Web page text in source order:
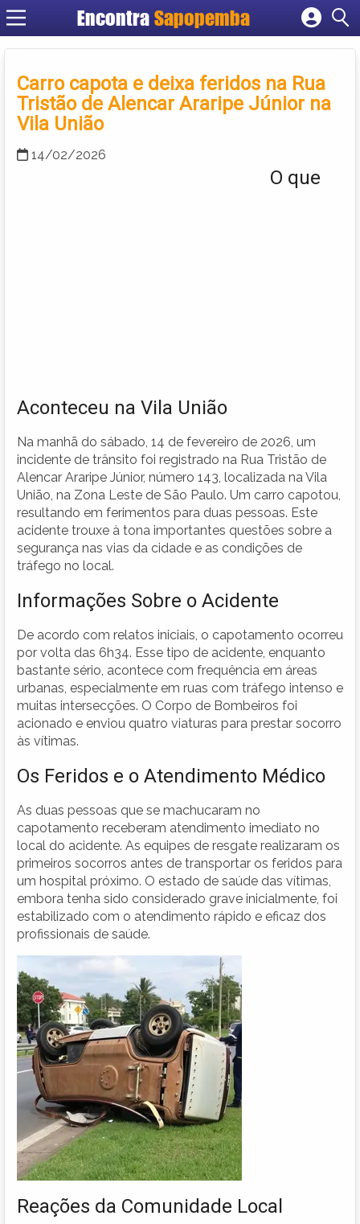
Encontra Sapopemba
Cadastrar empresa
Criar conta
Carro capota e deixa feridos na Rua
Tristão de Alencar Araripe Júnior na
Vila União
14/02/2026
O que
Aconteceu na Vila União
Na manhã do sábado, 14 de fevereiro de 2026, um
incidente de trânsito foi registrado na Rua Tristão de
Alencar Araripe Júnior, número 143, localizada na Vila
União, na Zona Leste de São Paulo. Um carro capotou,
resultando em ferimentos para duas pessoas. Este
acidente trouxe à tona importantes questões sobre a
segurança nas vias da cidade e as condições de
tráfego no local.
Informações Sobre o Acidente
De acordo com relatos iniciais, o capotamento ocorreu
por volta das 6h34. Esse tipo de acidente, enquanto
bastante sério, acontece com frequência em áreas
urbanas, especialmente em ruas com tráfego intenso e
muitas intersecções. O Corpo de Bombeiros foi
acionado e enviou quatro viaturas para prestar socorro
às vítimas.
Os Feridos e o Atendimento Médico
As duas pessoas que se machucaram no
capotamento receberam atendimento imediato no
local do acidente. As equipes de resgate realizaram os
primeiros socorros antes de transportar os feridos para
um hospital próximo. O estado de saúde das vítimas,
embora tenha sido considerado grave inicialmente, foi
estabilizado com o atendimento rápido e eficaz dos
profissionais de saúde.
Reações da Comunidade Local